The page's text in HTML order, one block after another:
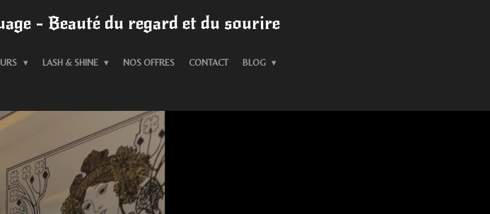
- Beauté du regard et du sourire
LASH & SHINE NOS OFFRES CONTACT BLOG